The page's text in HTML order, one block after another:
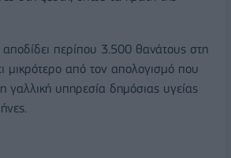
αποδίδει περίπου 3.500 θανάτους στη
μικρότερο από τον απολογισμό που
η γαλλική υπηρεσία δημόσιας υγείας